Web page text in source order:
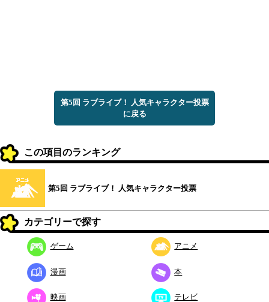
第5回 ラブライブ！ 人気キャラクター投票
に戻る
この項目のランキング
第5回 ラブライブ！ 人気キャラクター投票
カテゴリーで探す
ゲーム アニメ
漫画 本
映画 テレビ